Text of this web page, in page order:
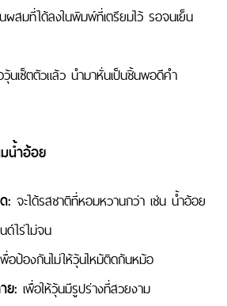
ผสมที่ได้ลงในพิมพ์ที่เตรียมไว้ รอจนเย็น
วุ้นเซ็ตตัวแล้ว นำมาหั่นเป็นชิ้นพอดีคำ
น้ำอ้อย
: จะได้รสชาติที่หอมหวานกว่า เช่น น้ำอ้อย
ด์ไร่ไม่จน
พื่อป้องกันไม่ให้วุ้นไหม้ติดก้นหม้อ
ย: เพื่อให้วุ้นมีรูปร่างที่สวยงาม